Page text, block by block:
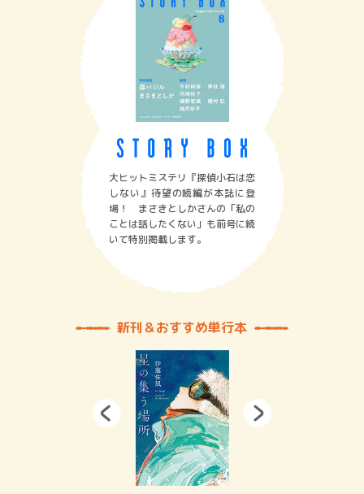
大ヒットミステリ『探偵小石は恋
しない』待望の続編が本誌に登
場！ まさきとしかさんの「私の
ことは話したくない」も前号に続
いて特別掲載します。
新刊＆おすすめ単行本